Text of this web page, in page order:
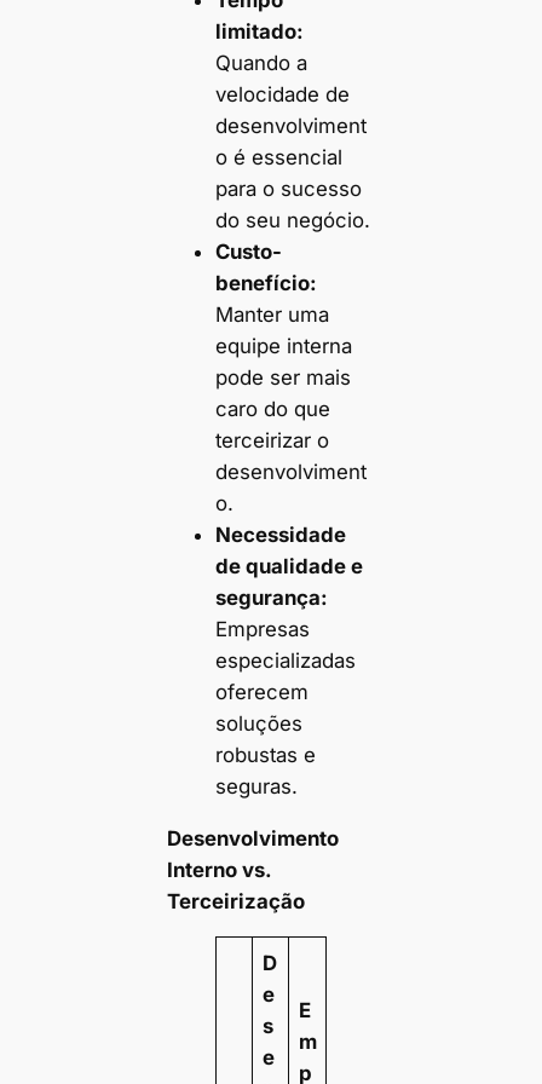
limitado:
Quando a
velocidade de
desenvolviment
o é essencial
para o sucesso
do seu negócio.
Custo-
benefício:
Manter uma
equipe interna
pode ser mais
caro do que
terceirizar o
desenvolviment
o.
Necessidade
de qualidade e
segurança:
Empresas
especializadas
oferecem
soluções
robustas e
seguras.
Desenvolvimento
Interno vs.
Terceirização
D
e
s
e
E
m
p